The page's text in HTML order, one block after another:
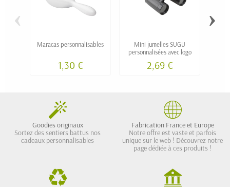
Maracas personnalisables
1,30 €
Mini jumelles SUGU
personnalisées avec logo
2,69 €
‹ ›
Goodies originaux
Sortez des sentiers battus nos
cadeaux personnalisables
Fabrication France et Europe
Notre offre est vaste et parfois
unique sur le web ! Découvrez notre
page dédiée à ces produits !